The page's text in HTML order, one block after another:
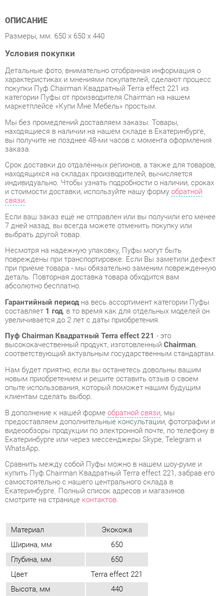
Условия покупки
Детальные фото, внимательно отобранная информация о
характеристиках и мнениями покупателей, сделают процесс
покупки Пуф Chairman Квадратный Terra effect 221 из
категории Пуфы от производителя Chairman на нашем
маркетплейсе «Купи Мне Мебель» простым.
Мы без промедлений доставляем заказы. Товары,
находящиеся в наличии на нашем складе в Екатеринбурге,
вы получите не позднее 48-ми часов с момента оформления
заказа.
Срок доставки до отдалённых регионов, а также для товаров,
находящихся на складах производителей, вычисляется
индивидуально. Чтобы узнать подробности о наличии, сроках
и стоимости доставки, используйте нашу форму
Если ваш заказ ещё не отправлен или вы получили его менее
7 дней назад, вы всегда можете отменить покупку или
выбрать другой товар.
Несмотря на надежную упаковку, Пуфы могут быть
повреждены при транспортировке. Если Вы заметили дефект
при приёме товара - мы обязательно заменим поврежденную
деталь. Повторная доставка товара обходится вам
абсолютно бесплатно.
Гарантийный период на весь ассортимент категории Пуфы
составляет1 год, в то время как для отдельных моделей он
увеличивается до 2 лет с даты приобретения.
Пуф Chairman Квадратный Terra effect 221
соответствующий актуальным государственным стандартам.
Нам будет приятно, если вы останетесь довольны вашим
опыте использования, который поможет нашим будущим
клиентам сделать выбор.
В дополнение к нашей форме
обратной связи
предоставляем дополнительные консультации, фотографии и
видеообзоры продукции по электронной почте, по телефону в
Екатеринбурге или через мессенджеры Skype, Telegram и
WhatsApp.
Cравнить между собой Пуфы можно в нашем шоу-руме и
купить Пуф Chairman Квадратный Terra effect 221, забрав его
самостоятельно с нашего центрального склада в
Екатеринбурге. Полный список адресов и магазинов
смотрите на страницеконтактов.
Материал Экокожа
Ширина, мм
650
Глубина, мм
650
Высота, мм
440
Объем упаковок, м3
0.15
Вес упаковок, кг 11.5
ОТЗЫВЫ